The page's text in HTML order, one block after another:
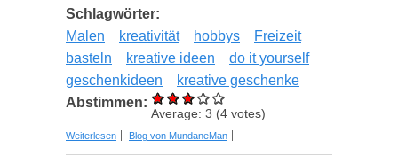
Schlagwörter:
Malen
kreativität hobbys
Freizeit
basteln
kreative ideen
do it yourself
geschenkideen
kreative geschenke
Abstimmen:
Average: 3 (4 votes)
Weiterlesen über Kreativität im Alltag als Schlüssel für mehr
Blog von MundaneMan